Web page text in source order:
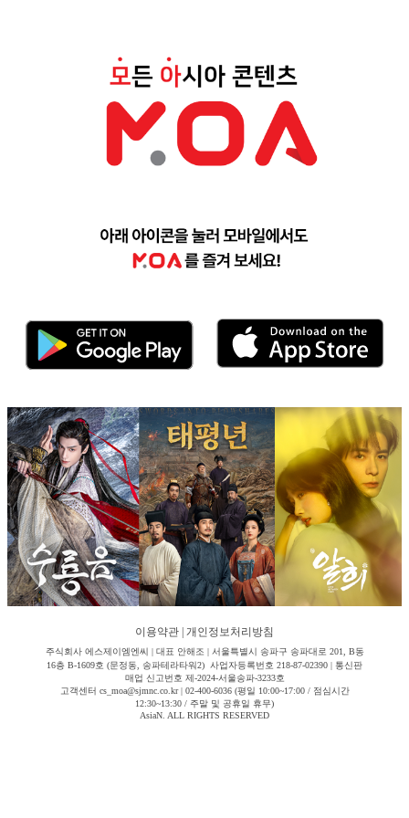
이용약관 개인정보처리방침
주식회사 에스제이엠엔씨 | 대표 안해조 | 서울특별시 송파구 송파대로 201, B동
16층 B-1609호 (문정동, 송파테라타워2) 사업자등록번호 218-87-02390 | 통신판
매업 신고번호 제-2024-서울송파-3233호
고객센터 cs_moa@sjmnc.co.kr | 02-400-6036 (평일 10:00~17:00 / 점심시간
12:30~13:30 / 주말 및 공휴일 휴무)
AsiaN. ALL RIGHTS RESERVED